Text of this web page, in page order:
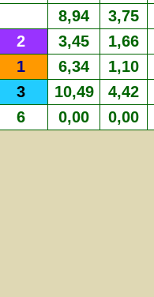
8,94 3,75
2 3,45 1,66
1 6,34 1,10
3 10,49 4,42
6 0,00 0,00